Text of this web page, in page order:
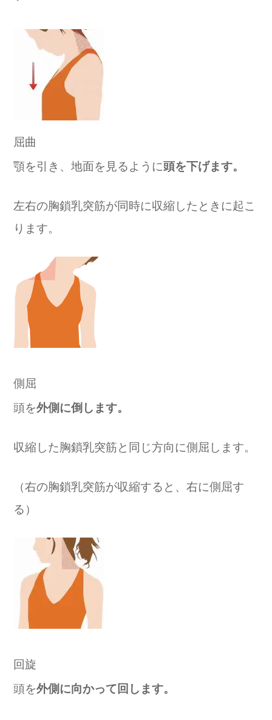
屈曲
顎を引き、地面を見るように頭を下げます。
左右の胸鎖乳突筋が同時に収縮したときに起こ
ります。
側屈
頭を外側に倒します。
収縮した胸鎖乳突筋と同じ方向に側屈します。
（右の胸鎖乳突筋が収縮すると、右に側屈す
る）
回旋
頭を外側に向かって回します。